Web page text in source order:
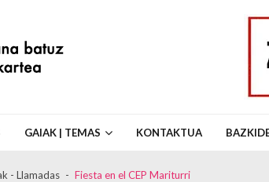
Zabalgana Batuz Auzo
GAIAK | TEMAS KONTAKTUA
- Llamadas Fiesta en el CEP Mariturri